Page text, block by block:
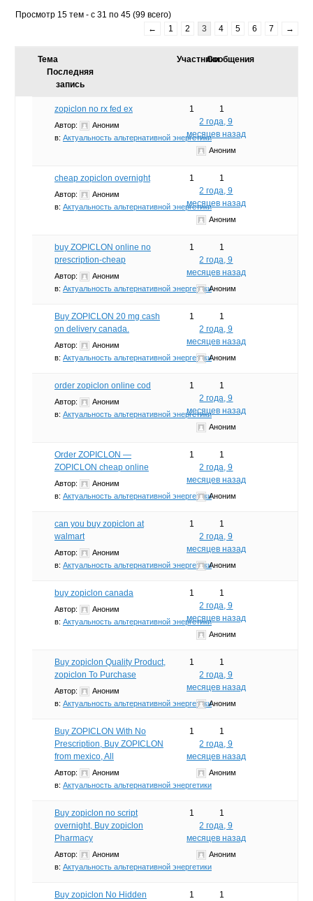
Просмотр 15 тем - с 31 по 45 (99 всего)
←
1 2 3 4 5 6 7 →
Тема УчастникиСообщения
Последняя
запись
zopiclon no rx fed ex
Автор:
Аноним
в: Актуальность альтернативной энергетики
1
1
2 года, 9
месяцев назад
Аноним
cheap zopiclon overnight
Автор:
Аноним
в: Актуальность альтернативной энергетики
1
1
2 года, 9
месяцев назад
Аноним
buy ZOPICLON online no
prescription-cheap
Автор:
Аноним
в: Актуальность альтернативной энергетики
1
1
2 года, 9
месяцев назад
Аноним
Buy ZOPICLON 20 mg cash
on delivery canada.
Автор:
Аноним
в: Актуальность альтернативной энергетики
1
1
2 года, 9
месяцев назад
Аноним
order zopiclon online cod
Автор:
Аноним
в: Актуальность альтернативной энергетики
1
1
2 года, 9
месяцев назад
Аноним
Order ZOPICLON —
ZOPICLON cheap online
Автор:
Аноним
в: Актуальность альтернативной энергетики
1
1
2 года, 9
месяцев назад
Аноним
can you buy zopiclon at
walmart
Автор:
Аноним
в: Актуальность альтернативной энергетики
1
1
2 года, 9
месяцев назад
Аноним
buy zopiclon canada
Автор:
Аноним
в: Актуальность альтернативной энергетики
1
1
2 года, 9
месяцев назад
Аноним
Buy zopiclon Quality Product,
zopiclon To Purchase
Автор:
Аноним
в: Актуальность альтернативной энергетики
1
1
2 года, 9
месяцев назад
Аноним
Buy ZOPICLON With No
Prescription, Buy ZOPICLON
from mexico, All
Автор:
Аноним
в: Актуальность альтернативной энергетики
1
1
2 года, 9
месяцев назад
Аноним
Buy zopiclon no script
overnight, Buy zopiclon
Pharmacy
Автор:
Аноним
в: Актуальность альтернативной энергетики
1
1
2 года, 9
месяцев назад
Аноним
Buy zopiclon No Hidden
1
1